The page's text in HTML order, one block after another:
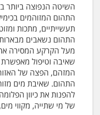
השיטה הנפוצה ביותר
התהום המזוהמים
תעשייתיים, מתכות
התהום נשאבים
מעל הקרקע המסירה
שאיבה וטיפול
המזהם, הפצה של
התהום. שאיבת מים
להפנות את כיוון
של מי שתייה, מקווי